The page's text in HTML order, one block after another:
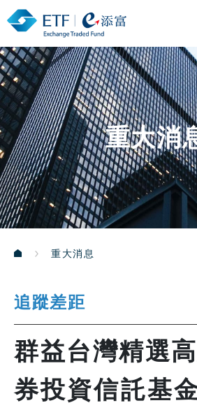
重大消
重大消息
追蹤差距
群益台灣精選
券投資信託基